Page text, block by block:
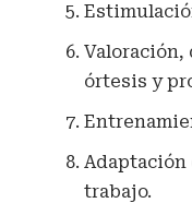
Valoración,
órtesis y
Adaptación
trabajo.